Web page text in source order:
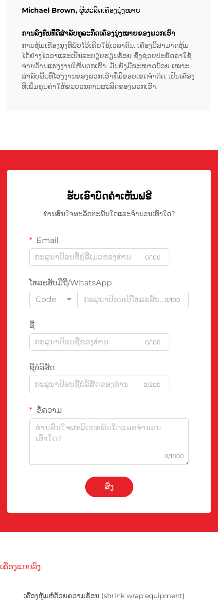
Michael Brown, ຜູ້ຜະລິດເຄື່ອງນຸ່ງໝາຍ
ການລົງທຶນທີ່ດີສໍາລັບທຸລະກິດເຄື່ອງນຸ່ງໝາຍຂອງພວກເຮົາ
ການຫຸ້ມເຄື່ອງນຸ່ງທີ່ພັບໄວ້ເຄີຍໃຊ້ເວລາດົນ. ເຄື່ອງນີ້ສາມາດຫຸ້ມ
ໄດ້ຢ່າງໄວວາແລະເປັນລະບຽບຮຽນຮ້ອຍ ຊຶ່ງຊ່ວຍປະຢັດຄ່າໃຊ້
ຈ່າຍດ້ານແຮງງານໃຫ້ພວກເຮົາ. ມັນຍັງມີຂະໜາດນ້ອຍ ເໝາະ
ສຳລັບພື້ນທີ່ໂຮງງານຂອງພວກເຮົາທີ່ມີຂອບເຂດຈໍາກັດ. ເປັນເຄື່ອງ
ທີ່ເພີ່ມຄຸນຄ່າໃຫ້ຂະບວນການຜະລິດຂອງພວກເຮົາ.
ຮັບເອົາບົດຄຳເຫັນຟຣີ
ທ່ານສົນໃຈຜະລິດຕະພັນໃດແລະຈຳນວນເທົ່າໃດ?
Email
0/100
ໂທລະສັບມືຖື/WhatsApp
Code
0/100
ຊື່
0/100
ຊື່ບໍລິສັດ
0/200
ຂໍ້ຄວາມ
0/1000
ສົ່ງ
ເຄື່ອງແບບລົງ
ເຄື່ອງຫຸ້ມຫໍ່ດ້ວຍຄວາມຮ້ອນ (shrink wrap equipment)